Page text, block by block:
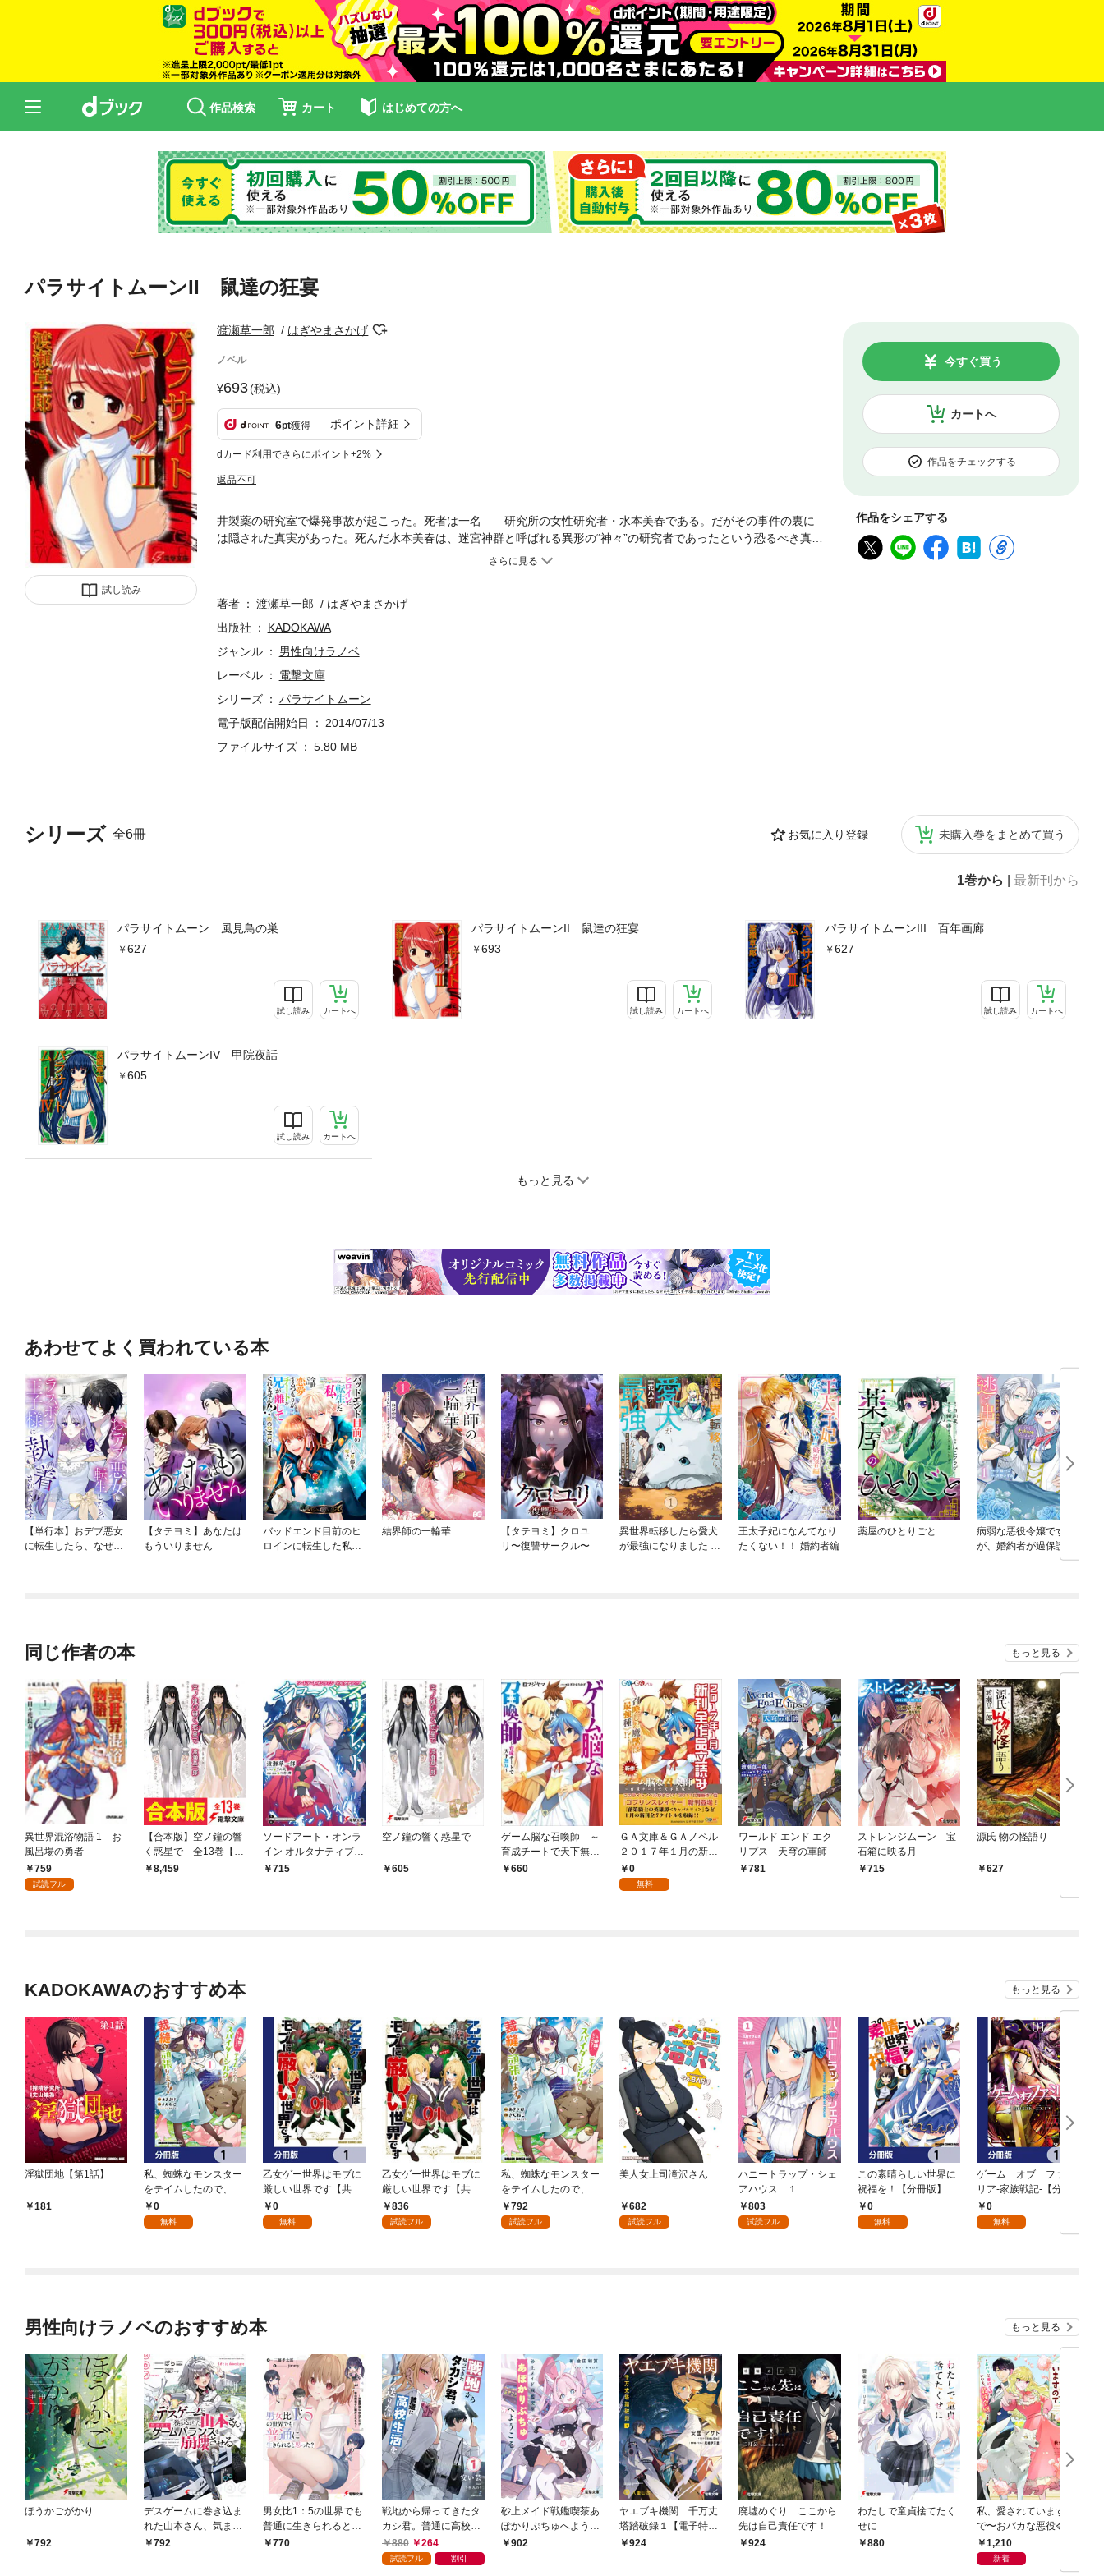
作品検索 カート はじめての方へ
パラサイトムーンII 鼠達の狂宴
試し読み
渡瀬草一郎 はぎやまさかげ
ノベル
693(税込)
6pt獲得 ポイント詳細
dカード利用でさらにポイント+2%
返品不可
カートへ
今すぐ買う
作品をチェックする
作品をシェアする
シリーズ 全6冊 お気に入り登録 未購入巻をまとめて買う
1巻から 最新刊から
パラサイトムーン 風見鳥の巣
627
試し読み カートへ
パラサイトムーンII 鼠達の狂宴
693
試し読み カートへ
パラサイトムーンIII 百年画廊
627
試し読み カートへ
パラサイトムーンIV 甲院夜話
605
試し読み カートへ
もっと見る
井製薬の研究室で爆発事故が起こった。死者は一名――研究所の女性研究者・水本美春である。だがその事件の裏に
は隠された真実があった。死んだ水本美春は、迷宮神群と呼ばれる異形の“神々”の研究者であったという恐るべき真実
が……！ 事件は闇から闇へと葬り去られ、だがその現実を受け入れられないでいる少女が一人――水本冬華であ
著者
渡瀬草一郎
はぎやまさかげ
出版社
KADOKAWA
ジャンル
男性向けラノベ
レーベル
電撃文庫
シリーズ
パラサイトムーン
電子版配信開始日
2014/07/13
ファイルサイズ
5.80 MB
あわせてよく買われている本
【単行本】おデブ悪女
に転生したら、なぜか
【タテヨミ】あなたは
もういりません
バッドエンド目前のヒ
ロインに転生した私、
結界師の一輪華
【タテヨミ】クロユ
リ〜復讐サークル〜
異世界転移したら愛犬
が最強になりました ～
王太子妃になんてなり
たくない！！ 婚約者編
薬屋のひとりごと
病弱な悪役令嬢です
が、婚約者が過保護す
ぎて逃げ出したい(私た
同じ作者の本 もっと見る
異世界混浴物語 1 お
風呂場の勇者
759
試読フル
【合本版】空ノ鐘の響
く惑星で 全13巻【電
子特別版】
8,459
ソードアート・オンラ
イン オルタナティブ
クローバーズ・リグレ
715
空ノ鐘の響く惑星で
605
ゲーム脳な召喚師 ～
育成チートで天下無双
～660
ＧＡ文庫＆ＧＡノベル
２０１７年１月の新
刊 全作品立読み（合
本版）
0
無料
ワールド エンド エク
リプス 天穹の軍師
781
ストレンジムーン 宝
石箱に映る月
715
源氏 物の怪語り
627
KADOKAWAのおすすめ本 もっと見る
淫獄団地【第1話】
181
私、蜘蛛なモンスター
をテイムしたので、ス
パイダーシルクで裁縫
を頑張ります！【分冊
0
無料
乙女ゲー世界はモブに
厳しい世界です【共和
国編】【分冊版】 1
0
無料
乙女ゲー世界はモブに
厳しい世界です【共和
国編】 ０１
836
試読フル
私、蜘蛛なモンスター
をテイムしたので、ス
パイダーシルクで裁縫
を頑張ります！ 1
792
試読フル
美人女上司滝沢さん
682
試読フル
ハニートラップ・シェ
アハウス １
803
試読フル
この素晴らしい世界に
祝福を！【分冊版】
1 0
無料
ゲーム オブ ファミ
リア-家族戦記-【分冊
版】 1
0
無料
男性向けラノベのおすすめ本 もっと見る
ほうかごがかり
792
デスゲームに巻き込ま
れた山本さん、気まま
にゲームバランスを崩
792
男女比1：5の世界でも
普通に生きられると思
った？ ～激重感情な
770
戦地から帰ってきたタ
カシ君。普通に高校生
活を送りたい【電子版
特典付】１
880 264
試読フル 割引
砂上メイド戦艦喫茶あ
ぽかりぷちゅへようこ
そ902
ヤエブキ機関 千万丈
塔踏破録１【電子特別
版】924
廃墟めぐり ここから
先は自己責任です！
924
わたしで童貞捨てたく
せに
880
私、愛されていますの
で〜おバカな悪役令
嬢？いいえ、最強令嬢
です〜
1,210
新着